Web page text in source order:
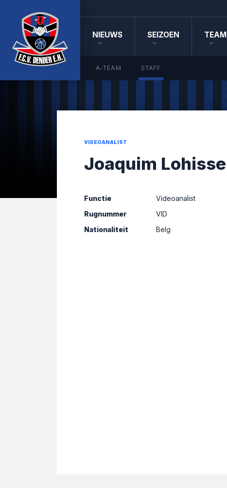
NIEUWS SEIZOEN TEAM
A-TEAM STAFF
VIDEOANALIST
Joaquim Lohisse
Functie
Videoanalist
Rugnummer
VID
Nationaliteit
Belg